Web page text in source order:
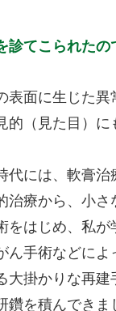
診てこられたの
表面に生じた異
的（見た目）に
代には、軟膏治
治療から、小さ
をはじめ、私
ん手術などによ
大掛かりな再建
を積んできま